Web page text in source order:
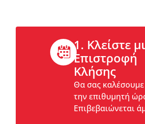
1. Κλείστε
Επιστροφή
Κλήσης
Θα σας
την επιθυμητή
Επιβεβαιώνεται